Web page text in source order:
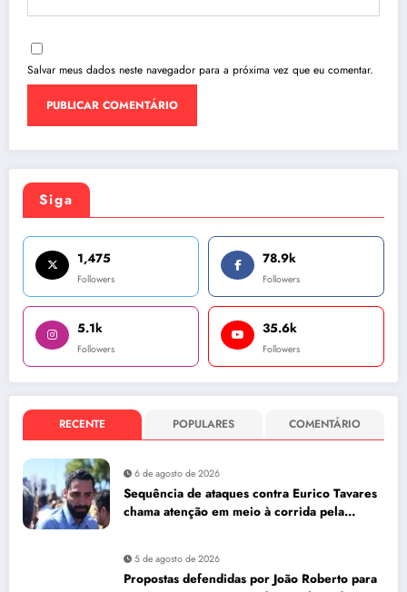
Salvar meus dados neste navegador para a próxima vez que eu comentar.
Siga
1,475
Followers
78.9k
Followers
5.1k
Followers
35.6k
Followers
RECENTE POPULARES COMENTÁRIO
6 de agosto de 2026
Sequência de ataques contra Eurico Tavares
chama atenção em meio à corrida pela
5 de agosto de 2026
Propostas defendidas por João Roberto para